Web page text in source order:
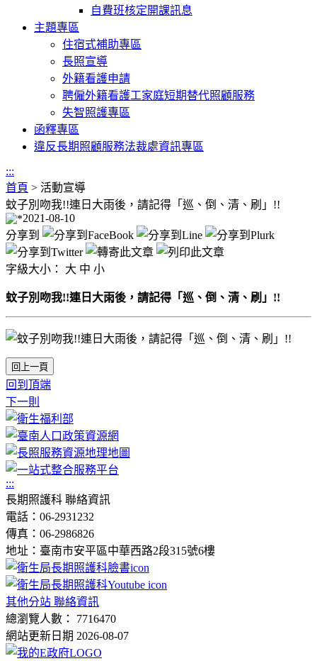
自費班核定開課訊息
主題專區
住宿式補助專區
長照宣導
外籍看護申請
聘僱外籍看護工家庭短期替代照顧服務
失智照護專區
函釋專區
違反長期照顧服務法裁處資訊專區
:::
首頁 > 活動宣導
蚊子別吻我!!連日大雨後，請記得「巡、倒、清、刷」!!
2021-08-10
分享到
字級大小： 大 中 小
蚊子別吻我!!連日大雨後，請記得「巡、倒、清、刷」!!
回上一頁
回到頂端
下一則
:::
長期照護科 聯絡資訊
電話：06-2931232
傳真：06-2986826
地址：臺南市安平區中華西路2段315號6樓
其他分站 聯絡資訊
總瀏覽人數： 7716470
網站更新日期 2026-08-07